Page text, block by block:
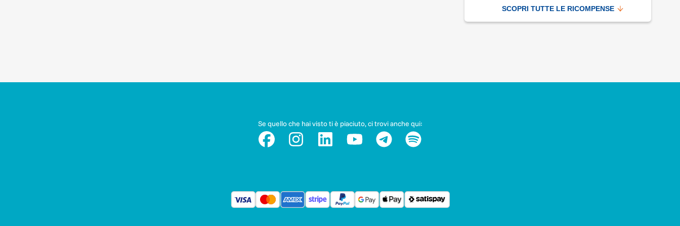
SCOPRI TUTTE LE RICOMPENSE
Se quello che hai visto ti è piaciuto, ci trovi anche qui: